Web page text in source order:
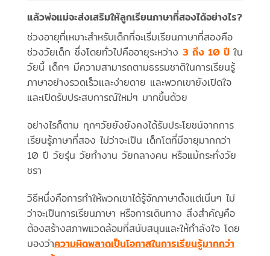
แล้วพ่อแม่จะส่งเสริมให้ลูกเรียนภาษาที่สองได้อย่างไร?
ช่วงอายุที่เหมาะสำหรับเด็กที่จะเริ่มเรียนภาษาที่สองคือ
ช่วงวัยเด็ก ซึ่งโดยทั่วไปคืออายุระหว่าง 3 ถึง 10 ปี ใน
วัยนี้ เด็กๆ มีความสามารถตามธรรมชาติในการเรียนรู้
ภาษาอย่างรวดเร็วและง่ายดาย และพวกเขายังเปิดใจ
และเปิดรับประสบการณ์ใหม่ๆ มากขึ้นด้วย
อย่างไรก็ตาม ทุกๆวัยยังยังคงได้รับประโยชน์จากการ
เรียนรู้ภาษาที่สอง ไม่ว่าจะเป็น เด็กโตที่มีอายุมากกว่า
10 ปี วัยรุ่น วัยทำงาน วัยกลางคน หรือแม้กระทั่งวัย
ชรา
วิธีหนึ่งคือการทำให้พวกเขาได้รู้จักภาษาตั้งแต่เนิ่นๆ ไม่
ว่าจะเป็นการเรียนภาษา หรือการเดินทาง สิ่งสำคัญคือ
ต้องสร้างสภาพแวดล้อมที่สนับสนุนและให้กำลังใจ โดย
มองว่าความผิดพลาดเป็นโอกาสในการเรียนรู้มากกว่า